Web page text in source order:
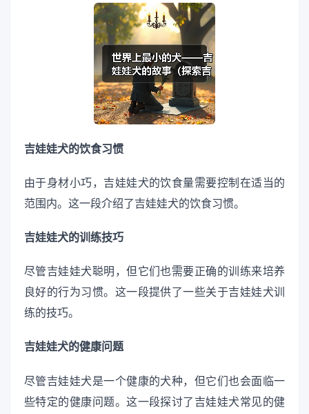
吉娃娃犬的饮食习惯
由于身材小巧，吉娃娃犬的饮食量需要控制在适当的
范围内。这一段介绍了吉娃娃犬的饮食习惯。
吉娃娃犬的训练技巧
尽管吉娃娃犬聪明，但它们也需要正确的训练来培养
良好的行为习惯。这一段提供了一些关于吉娃娃犬训
练的技巧。
吉娃娃犬的健康问题
尽管吉娃娃犬是一个健康的犬种，但它们也会面临一
些特定的健康问题。这一段探讨了吉娃娃犬常见的健